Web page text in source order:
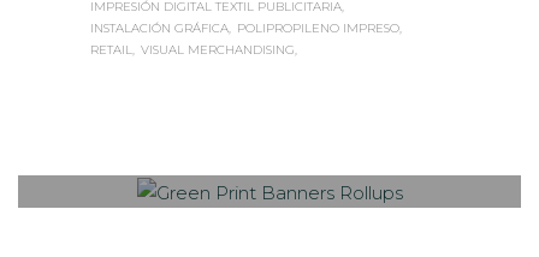
IMPRESIÓN DIGITAL TEXTIL PUBLICITARIA
INSTALACIÓN GRÁFICA
POLIPROPILENO IMPRESO
RETAIL VISUAL MERCHANDISING